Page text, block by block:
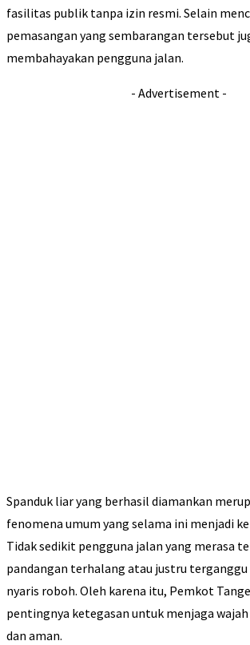
fasilitas publik tanpa izin resmi. Selain
pemasangan yang sembarangan tersebut
membahayakan pengguna jalan.
- Advertisement -
Spanduk liar yang berhasil diamankan
fenomena umum yang selama ini menjadi
Tidak sedikit pengguna jalan yang merasa
pandangan terhalang atau justru terganggu
nyaris roboh. Oleh karena itu, Pemkot
pentingnya ketegasan untuk menjaga
dan aman.